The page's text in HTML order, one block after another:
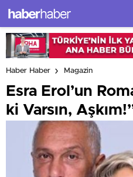
Haber Haber Magazin
Esra Erol’un
ki Varsın,